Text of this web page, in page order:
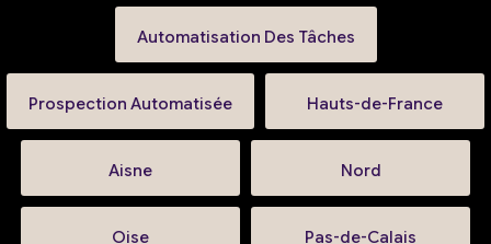
Automatisation Des Tâches
Prospection Automatisée Hauts-de-France
Aisne Nord
Oise Pas-de-Calais